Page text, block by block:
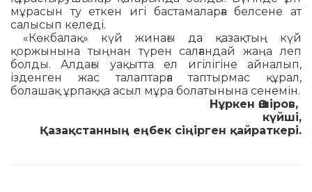
мұрасын ту еткен игі бастамаларға белсене ат
салысып келеді.
«Көкбалақ» күй жинағы да қазақтың күй
қоржынына тыңнан түрен салғандай жаңа леп
болды. Алдағы уақытта ел игілігіне айналып,
ізденген жас талаптарға таптырмас құрал,
болашақ ұрпаққа асыл мұра болатынына сенемін.
Нұркен Әшіров,
күйші,
Қазақстанның еңбек сіңірген қайраткері.